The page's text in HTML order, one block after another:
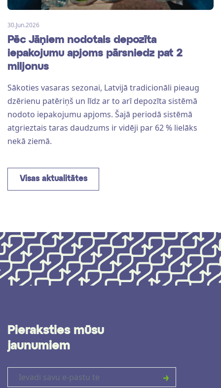
30.Jun.2026
Pēc Jāņiem nodotais depozīta
iepakojumu apjoms pārsniedz pat 2
miljonus
Sākoties vasaras sezonai, Latvijā tradicionāli pieaug
dzērienu patēriņš un līdz ar to arī depozīta sistēmā
nodoto iepakojumu apjoms. Šajā periodā sistēmā
atgrieztais taras daudzums ir vidēji par 62 % lielāks
nekā ziemā.
Visas aktualitātes
Pieraksties mūsu
jaunumiem